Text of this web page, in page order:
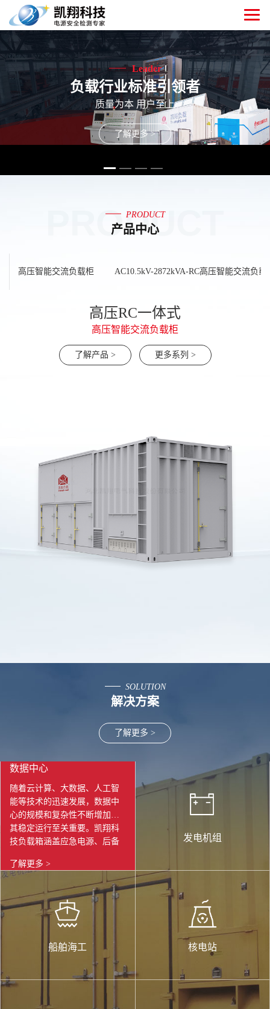
Leader
负载行业标准引领者
质量为本 用户至上
了解更多 >
PRODUCT
产品中心
PRODUCT
高压智能交流负载柜 AC10.5kV-2872kVA-RC高压智能交流负载
高压RC一体式
高压智能交流负载柜
了解产品 > 更多系列 >
高压RC一体式
AC10.5kV-2872kVA-RC高压智能交流负载柜
了解产品 > 更多系列 >
芯片型液冷假负载
了解产品 > 更多系列 >
ACL集中式液冷负载
了解产品 > 更多系列 >
机架式液冷负载30kw(可多台并联)
了解产品 > 更多系列 >
AC400V-100kw
轻便型负载箱100-500kw
了解产品 > 更多系列 >
高压RC一体式
高压阻容智能交流负载柜
了解产品 > 更多系列 >
SOLUTION
解决方案
了解更多 >
数据中心
数据中心
随着云计算、大数据、人工智
能等技术的迅速发展，数据中
心的规模和复杂性不断增加，
其稳定运行至关重要。凯翔科
技负载箱涵盖应急电源、后备
护；采用恒功率、自主研发的
电能负荷模拟设备；检验带载
能力、制冷系统能力、 机房竣
工验收测试、模拟服务器发热
等。凯翔科技负载箱以其精
据中心行业保障电力系统稳
定、优化能源效率、提升设备
可靠性的重要工具。在数据中
心不断发展和变革的背景下，
了解更多 >
发电机组
船舶海工 核电站